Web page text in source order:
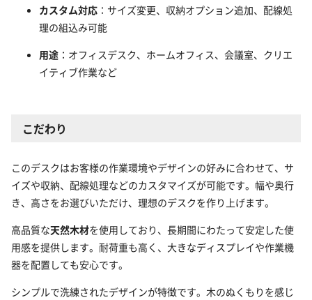
カスタム対応 ：サイズ変更、収納オプション追加、配線処
理の組込み可能
用途 ：オフィスデスク、ホームオフィス、会議室、クリエ
イティブ作業など
こだわり
このデスクはお客様の作業環境やデザインの好みに合わせて、サ
イズや収納、配線処理などのカスタマイズが可能です。幅や奥行
き、高さをお選びいただけ、理想のデスクを作り上げます。
高品質な天然木材を使用しており、長期間にわたって安定した使
用感を提供します。耐荷重も高く、大きなディスプレイや作業機
器を配置しても安心です。
シンプルで洗練されたデザインが特徴です。木のぬくもりを感じ